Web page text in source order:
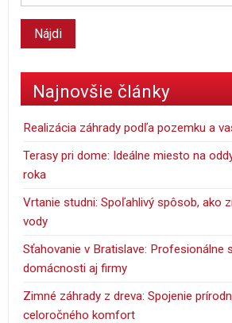
Najnovšie články
Realizácia záhrady podľa pozemku a
Terasy pri dome: Ideálne miesto na
roka
Vrtanie studni: Spoľahlivý spôsob, ako
vody
Sťahovanie v Bratislave: Profesionálne
domácnosti aj firmy
Zimné záhrady z dreva: Spojenie
celoročného komfort